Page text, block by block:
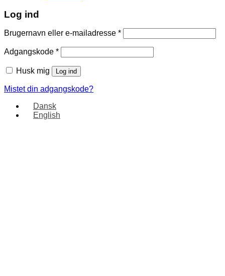
Log ind
Brugernavn eller e-mailadresse *
Adgangskode *
Husk mig Log ind
Mistet din adgangskode?
Dansk
English